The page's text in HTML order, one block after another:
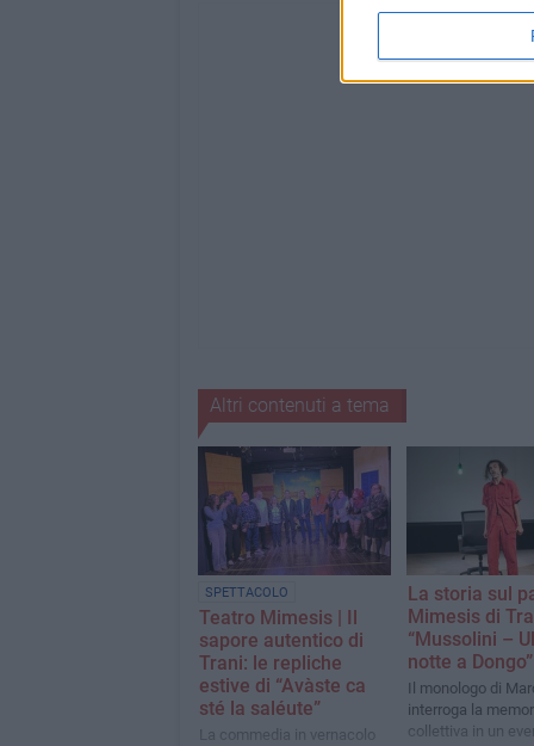
Altri contenuti a tema
SPETTACOLO
Teatro Mimesis | Il
sapore autentico di
Trani: le repliche
estive di “Avàste ca
sté la saléute”
La commedia in vernacolo
La storia sul
Mimesis di
“Mussolini –
notte a Dongo”
Il monologo di
interroga la
collettiva in un